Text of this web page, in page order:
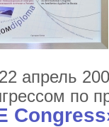
апрель
по